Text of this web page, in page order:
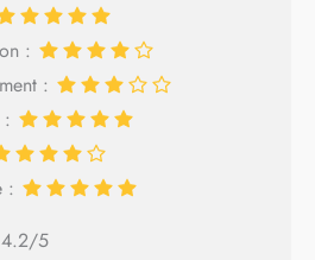
:
:
:
:
4.2/5